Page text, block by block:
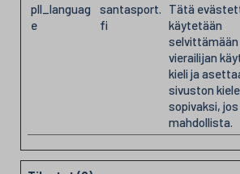
pll_languag
e
santasport.
fi
Tätä
käytetään
selvittämään
vierailijan
kieli ja
sivuston
sopivaksi, jos
mahdollista.